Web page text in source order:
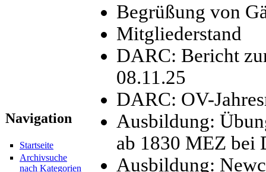
Navigation
Startseite
Archivsuche
nach Kategorien
Begrüßung von
Mitgliederstand
DARC: Bericht
08.11.25
DARC: OV-
Ausbildung:
ab 1830 MEZ bei
Ausbildung: